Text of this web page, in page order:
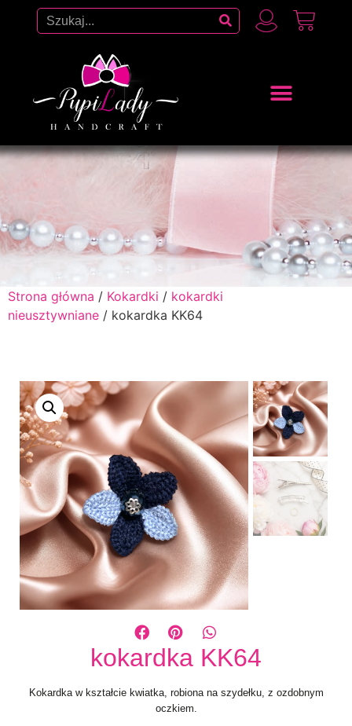
Strona główna / Kokardki / kokardki
nieusztywniane / kokardka KK64
kokardka KK64
Kokardka w kształcie kwiatka, robiona na szydełku, z ozdobnym
oczkiem.